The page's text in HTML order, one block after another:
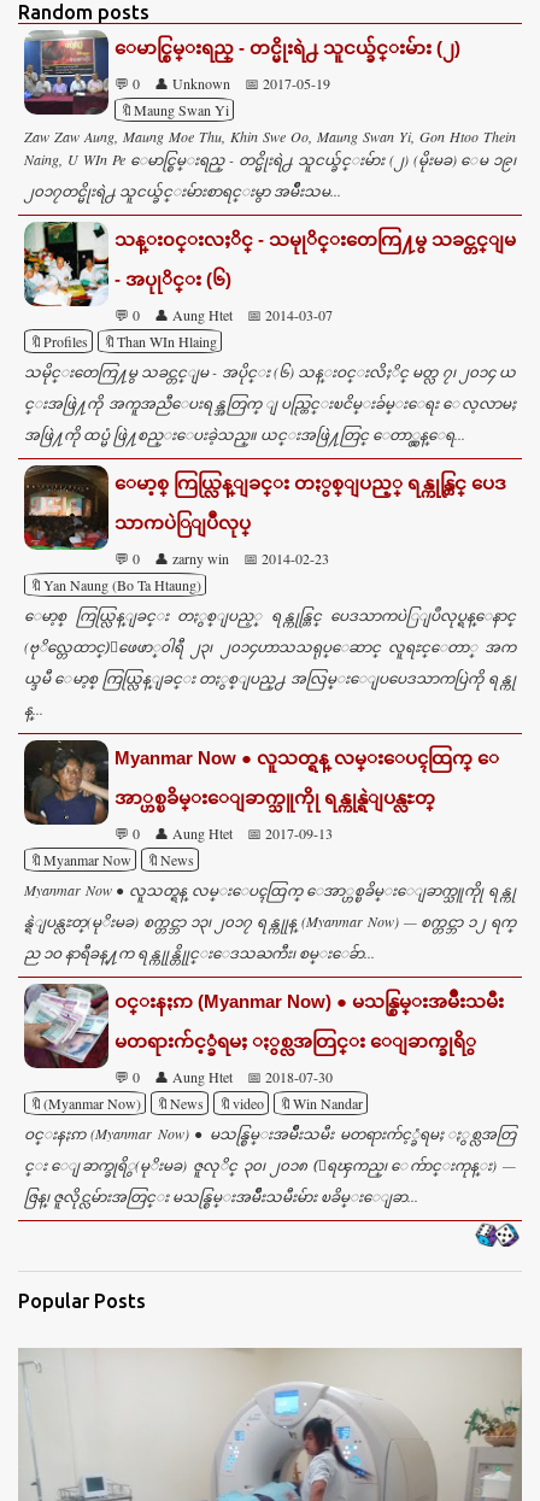
m
e
n
s
Random posts
ေမာင္စြမ္းရည္ - တင္မိုးရဲ႕ သူငယ္ခ်င္းမ်ား (၂)
💬 0 👤 Unknown
📅 2017-05-19
🔖Maung Swan Yi
Zaw Zaw Aung, Maung Moe Thu, Khin Swe Oo, Maung Swan Yi, Gon Htoo Thein
Naing, U WIn Pe ေမာင္စြမ္းရည္ - တင္မိုးရဲ႕ သူငယ္ခ်င္းမ်ား (၂) (မိုးမခ) ေမ ၁၉၊
၂၀၁၇တင္မိုးရဲ႕ သူငယ္ခ်င္းမ်ားစာရင္းမွာ အမ်ဳိးသမ...
သန္း၀င္းလႈိင္ - သမုုိင္းတေကြ႔မွ သခင္တင္ျမ
- အပုုိင္း (၆)
💬 0 👤 Aung Htet
📅 2014-03-07
🔖Profiles
🔖Than WIn Hlaing
သမိုင္းတေကြ႔မွ သခင္တင္ျမ - အပိုင္း (၆) သန္းဝင္းလိႈိင္ မတ္လ ၇၊ ၂၀၁၄ ယ
င္းအဖြဲ႔ကို အကူအညီေပးရန္အတြက္ ျပည္တြင္းၿငိမ္းခ်မ္းေရး ေလ့လာမႈ
အဖြဲ႔ကို ထပ္မံ ဖြဲ႔စည္းေပးခဲ့သည္။ ယင္းအဖြဲ႔တြင္ ေတာ္လွန္ေရ...
ေမာ့စ္ ကြယ္လြန္ျခင္း တႏွစ္ျပည့္ ရန္ကုန္တြင္ ပေဒ
သာကပဲြျပဳလုပ္
💬 0 👤 zarny win
📅 2014-02-23
🔖Yan Naung (Bo Ta Htaung)
ေမာ့စ္ ကြယ္လြန္ျခင္း တႏွစ္ျပည့္ ရန္ကုန္တြင္ ပေဒသာကပဲြျပဳလုပ္ရန္ေနာင္
(ဗုိလ္တေထာင္)ေဖေဖာ္၀ါရီ ၂၃၊ ၂၀၁၄ဟာသသရုပ္ေဆာင္ လူရႊင္ေတာ္ အက
ယ္ဒမီ ေမာ့စ္ ကြယ္လြန္ျခင္း တႏွစ္ျပည္႕ အလြမ္းေျပပေဒသာကပြဲကို ရန္ကု
န္...
Myanmar Now ● လူသတ္ရန္ လမ္းေပၚထြက္ ေ
အာ္ဟစ္ၿခိမ္းေျခာက္သူကိုု ရန္ကုန္ရဲျပန္လႊတ္
💬 0 👤 Aung Htet
📅 2017-09-13
🔖Myanmar Now
🔖News
Myanmar Now ● လူသတ္ရန္ လမ္းေပၚထြက္ ေအာ္ဟစ္ၿခိမ္းေျခာက္သူကိုု ရန္ကု
န္ရဲျပန္လႊတ္(မုိးမခ) စက္တင္ဘာ ၁၃၊ ၂၀၁၇ ရန္ကုုန္ (Myanmar Now) — စက္တင္ဘာ ၁၂ ရက္
ည ၁ဝ နာရီခန္႔က ရန္ကုုန္တိုုင္းေဒသႀကီး၊ စမ္းေခ်ာ...
ဝင္းနႏၵာ (Myanmar Now) ● မသန္စြမ္းအမ်ဳိးသမီး
မတရားက်င့္ခံရမႈ ႏွစ္လအတြင္း ေျခာက္ခုရိွ
💬 0 👤 Aung Htet
📅 2018-07-30
🔖(Myanmar Now)
🔖News 🔖video
🔖Win Nandar
ဝင္းနႏၵာ (Myanmar Now) ● မသန္စြမ္းအမ်ဳိးသမီး မတရားက်င့္ခံရမႈ ႏွစ္လအတြ
င္း ေျခာက္ခုရိွ(မုိးမခ) ဇူလုိင္ ၃၀၊ ၂၀၁၈ (ေရၾကည္၊ ေက်ာင္းကုန္း) —
ဇြန္၊ ဇူလိုင္လမ်ားအတြင္း မသန္စြမ္းအမ်ိဳးသမီးမ်ား ၿခိမ္းေျခာ...
Popular Posts